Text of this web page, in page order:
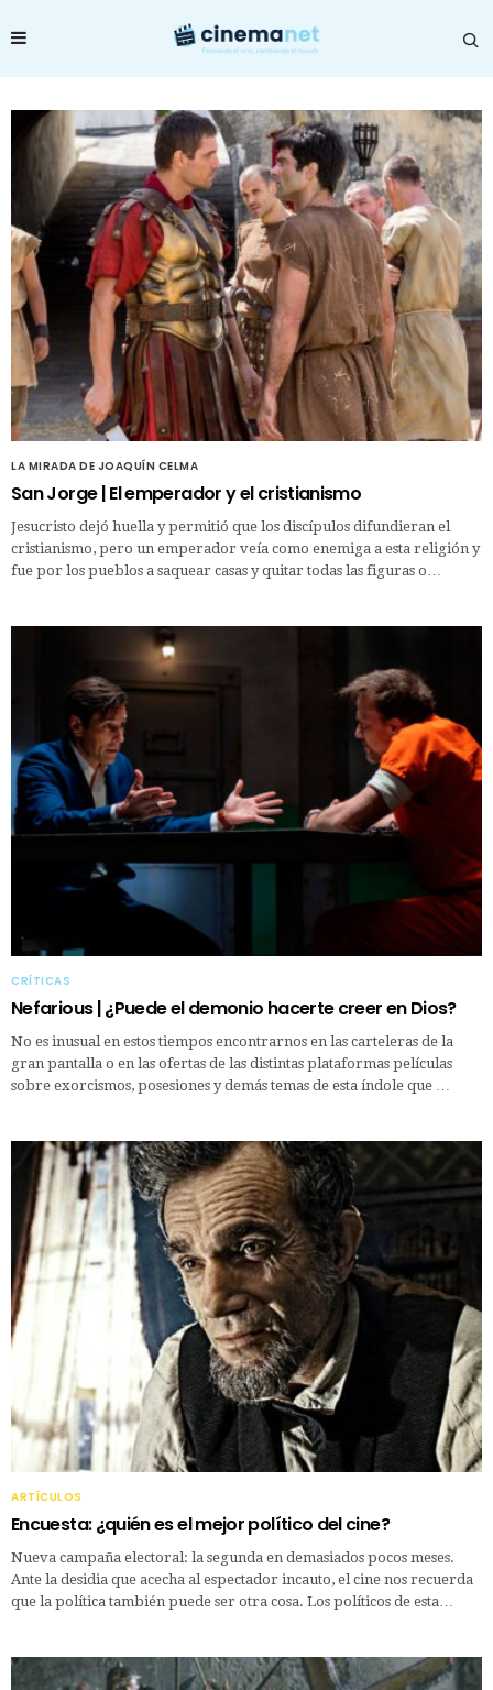
LA MIRADA DE JOAQUÍN CELMA
San Jorge | El emperador y el cristianismo
Jesucristo dejó huella y permitió que los discípulos difundieran el
cristianismo, pero un emperador veía como enemiga a esta religión y
fue por los pueblos a saquear casas y quitar todas las figuras o…
CRÍTICAS
Nefarious | ¿Puede el demonio hacerte creer en Dios?
No es inusual en estos tiempos encontrarnos en las carteleras de la
gran pantalla o en las ofertas de las distintas plataformas películas
sobre exorcismos, posesiones y demás temas de esta índole que …
ARTÍCULOS
Encuesta: ¿quién es el mejor político del cine?
Nueva campaña electoral: la segunda en demasiados pocos meses.
Ante la desidia que acecha al espectador incauto, el cine nos recuerda
que la política también puede ser otra cosa. Los políticos de esta…